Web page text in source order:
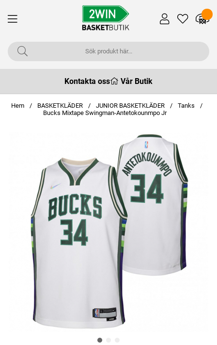
Kontakta oss Vår Butik
Hem BASKETKLÄDER JUNIOR BASKETKLÄDER
Tanks
Bucks Mixtape Swingman-Antetokounmpo Jr